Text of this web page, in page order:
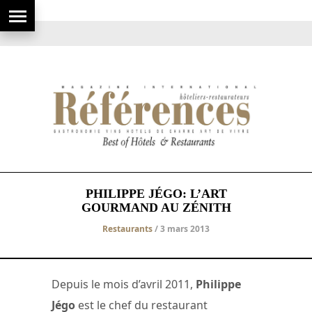
PHILIPPE JÉGO: L’ART
GOURMAND AU ZÉNITH
Restaurants/ 3 mars 2013
Depuis le mois d’avril 2011, Philippe
Jégo est le chef du restaurant